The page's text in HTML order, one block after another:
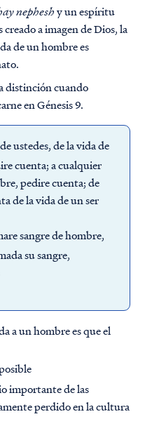
nepheshy un espíritu
a imagen de Dios, la
de un hombre es
distinción cuando
en Génesis 9.
ustedes, de la vida de
cuenta; a cualquier
pedire cuenta; de
de la vida de un ser
sangre de hombre,
su sangre,
a un hombre es que el
importante de las
perdido en la cultura